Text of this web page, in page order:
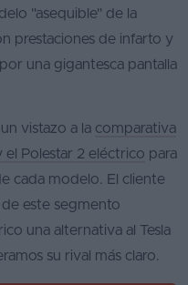
"asequible" de la
prestaciones de infarto y
una gigantesca pantalla
vistazo a la comparativa
el Polestar 2 eléctrico para
cada modelo. El cliente
este segmento
una alternativa al Tesla
su rival más claro.